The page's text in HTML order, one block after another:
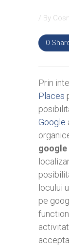
/ By
0
Prin
Places
Google
google
locului
pe